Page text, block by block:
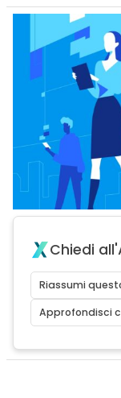
Chiedi
Riassumi
Approfondisci